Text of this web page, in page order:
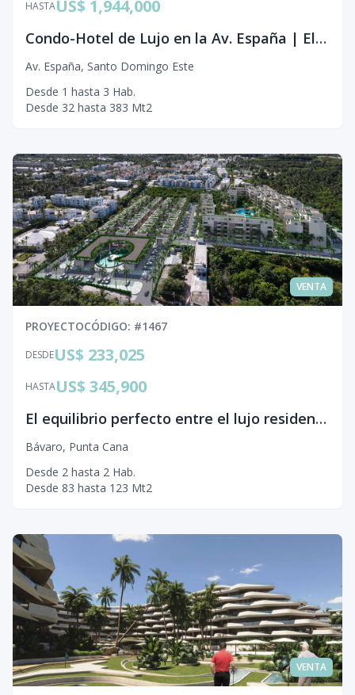
HASTAUS$ 1,944,000
Condo-Hotel de Lujo en la Av. España | El Nuevo Skyline del Caribe
Av. España, Santo Domingo Este
Desde 1 hasta 3 Hab.
Desde 32 hasta 383 Mt2
VENTA
PROYECTOCÓDIGO: #1467
DESDEUS$ 233,025
HASTAUS$ 345,900
El equilibrio perfecto entre el lujo residencial y el espíritu del Caribe
Bávaro, Punta Cana
Desde 2 hasta 2 Hab.
Desde 83 hasta 123 Mt2
VENTA